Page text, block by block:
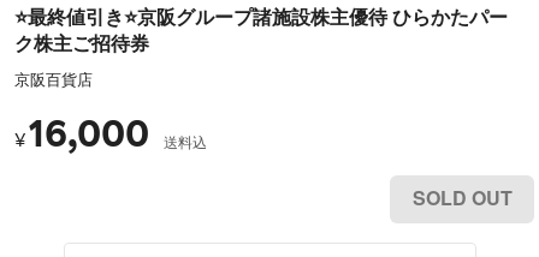
⭐️最終値引き⭐️京阪グループ諸施設株主優待 ひらかたパー
ク株主ご招待券
京阪百貨店
¥16,000 送料込
SOLD OUT